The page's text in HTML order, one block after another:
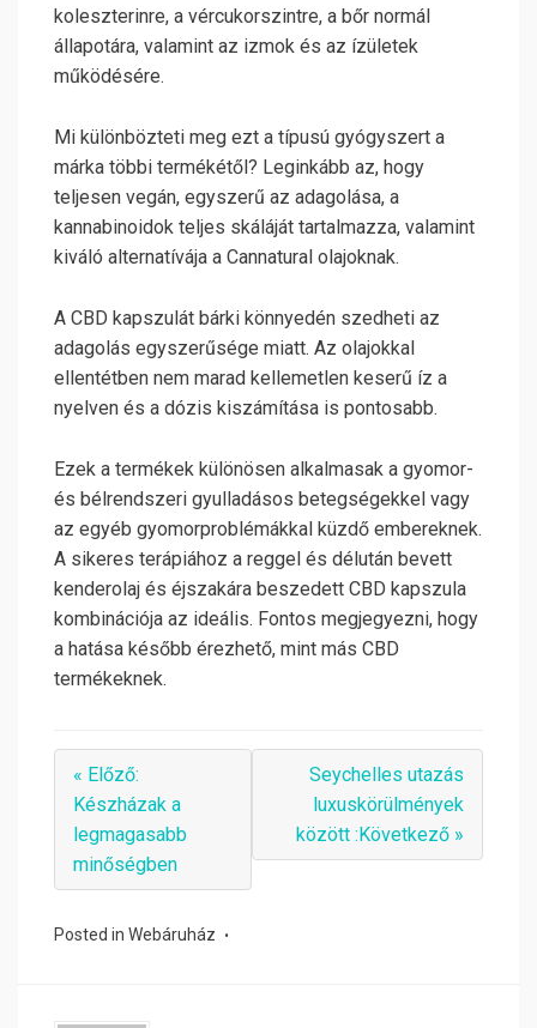
koleszterinre, a vércukorszintre, a bőr normál
állapotára, valamint az izmok és az ízületek
működésére.
Mi különbözteti meg ezt a típusú gyógyszert a
márka többi termékétől? Leginkább az, hogy
teljesen vegán, egyszerű az adagolása, a
kannabinoidok teljes skáláját tartalmazza, valamint
kiváló alternatívája a Cannatural olajoknak.
A CBD kapszulát bárki könnyedén szedheti az
adagolás egyszerűsége miatt. Az olajokkal
ellentétben nem marad kellemetlen keserű íz a
nyelven és a dózis kiszámítása is pontosabb.
Ezek a termékek különösen alkalmasak a gyomor-
és bélrendszeri gyulladásos betegségekkel vagy
az egyéb gyomorproblémákkal küzdő embereknek.
A sikeres terápiához a reggel és délután bevett
kenderolaj és éjszakára beszedett CBD kapszula
kombinációja az ideális. Fontos megjegyezni, hogy
a hatása később érezhető, mint más CBD
termékeknek.
« Előző:
Készházak a
legmagasabb
minőségben
Seychelles utazás
luxuskörülmények
között :Következő »
Posted in Webáruház